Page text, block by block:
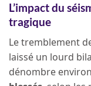
L’impact du
tragique
Le tremblement
laissé un lourd
dénombre environ